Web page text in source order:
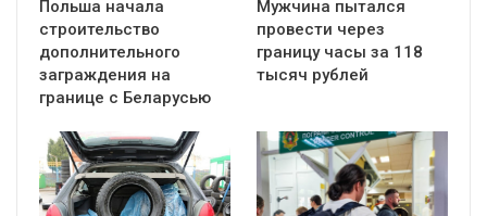
Польша начала
строительство
дополнительного
заграждения на
границе с Беларусью
Мужчина пытался
провести через
границу часы за 118
тысяч рублей